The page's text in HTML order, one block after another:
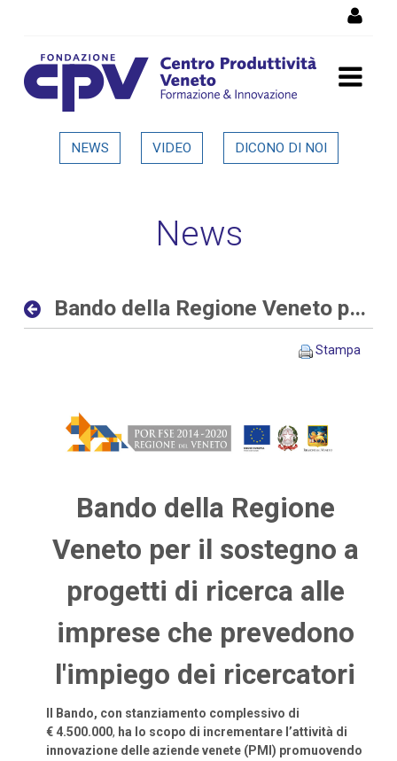
Bando della Regione Veneto
imprese - Dettaglio in
NEWS VIDEO DICONO DI NOI
News
Bando della Regione Veneto per progetti di ricerca alle imprese
Stampa
Bando della Regione
Veneto per il sostegno a
progetti di ricerca alle
imprese che prevedono
l'impiego dei ricercatori
Il Bando, con stanziamento complessivo di
€ 4.500.000, ha lo scopo di incrementare l’attività di
innovazione delle aziende venete (PMI) promuovendo